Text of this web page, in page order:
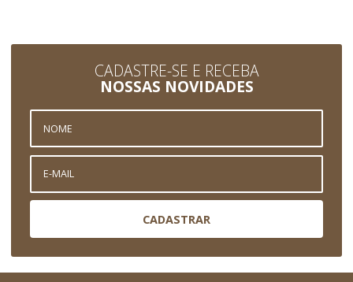
CADASTRE-SE E RECEBA
NOSSAS NOVIDADES
CADASTRAR